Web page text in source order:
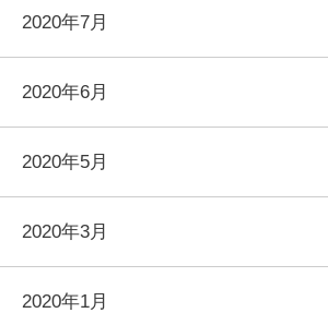
2020年7月
2020年6月
2020年5月
2020年3月
2020年1月